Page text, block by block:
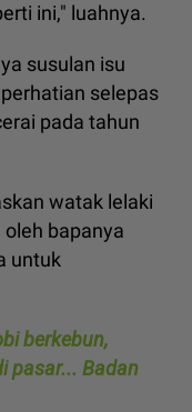
ini," luahnya.
susulan isu
selepas
pada tahun
watak lelaki
bapanya
untuk
berkebun,
pasar... Badan